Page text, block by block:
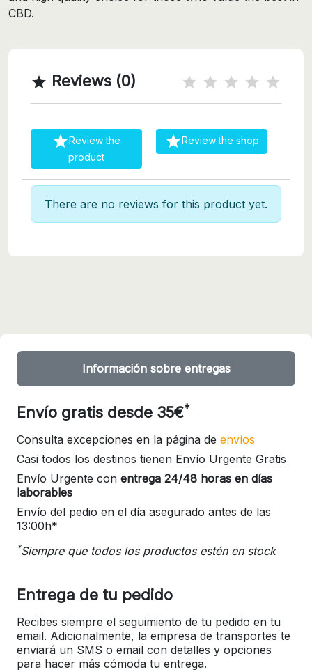
CBD.
 Reviews (0)
Review the
product
Review the shop
There are no reviews for this product yet.
Información sobre entregas
Envío gratis desde 35€*
Consulta excepciones en la página de envíos
Casi todos los destinos tienen Envío Urgente Gratis
Envío Urgente con entrega 24/48 horas en días
laborables
Envío del pedio en el día asegurado antes de las
13:00h*
*Siempre que todos los productos estén en stock
Entrega de tu pedido
Recibes siempre el seguimiento de tu pedido en tu
email. Adicionalmente, la empresa de transportes te
enviará un SMS o email con detalles y opciones
para hacer más cómoda tu entrega.